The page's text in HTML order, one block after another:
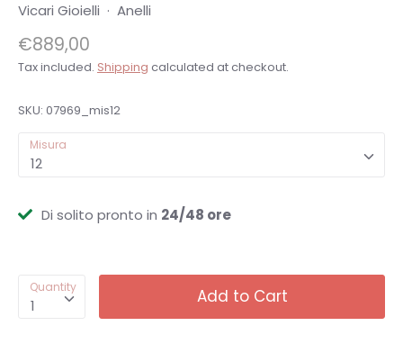
Vicari Gioielli · Anelli
€889,00
Tax included. Shipping calculated at checkout.
SKU: 07969_mis12
Misura
12
Di solito pronto in 24/48 ore
Quantity
1 Add to Cart